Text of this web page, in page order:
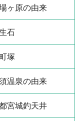
ヶ原の由来
石
塚
温泉の由来
宮城釣天井